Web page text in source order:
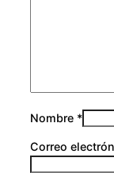
Nombre *
Correo